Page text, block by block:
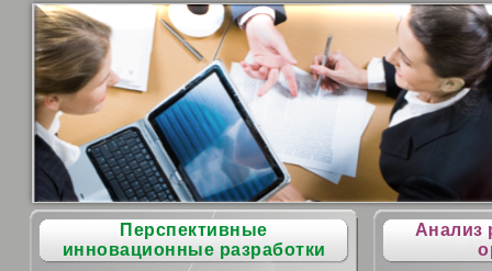
Перспективные
инновационные разработки
Анализ